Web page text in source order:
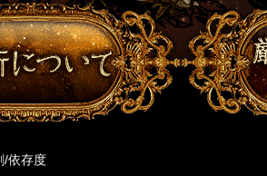
/依存度